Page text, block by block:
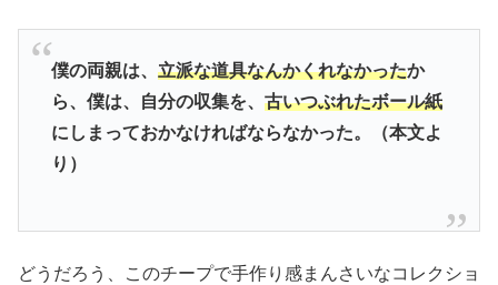
僕の両親は、 立派な道具なんかくれなかったか
ら、僕は、自分の収集を、 古いつぶれたボール紙
にしまっておかなければならなかった。（本文よ
り）
どうだろう、このチープで手作り感まんさいなコレクショ